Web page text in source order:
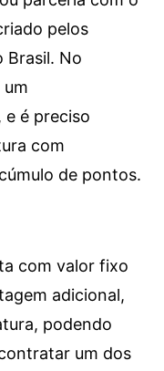
pelos
Brasil. No
é preciso
com
de pontos.
com valor fixo
adicional,
podendo
um dos